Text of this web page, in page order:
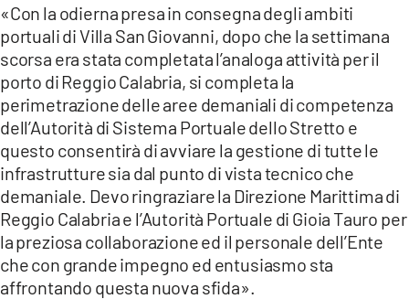
ANDROID
«Con la odierna presa in consegna degli ambiti
portuali di Villa San Giovanni, dopo che la settimana
scorsa era stata completata l’analoga attività per il
porto di Reggio Calabria, si completa la
perimetrazione delle aree demaniali di competenza
dell’Autorità di Sistema Portuale dello Stretto e
questo consentirà di avviare la gestione di tutte le
infrastrutture sia dal punto di vista tecnico che
demaniale. Devo ringraziare la Direzione Marittima di
Reggio Calabria e l’Autorità Portuale di Gioia Tauro per
la preziosa collaborazione ed il personale dell’Ente
che con grande impegno ed entusiasmo sta
affrontando questa nuova sfida».